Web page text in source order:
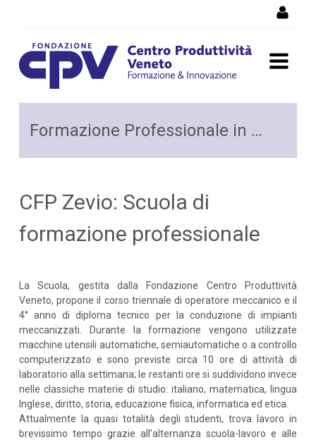
Formazione Professionale
in Meccanica - Zevio
Formazione Professionale in Meccanica (CFP di Zevio)
CFP Zevio: Scuola di
formazione professionale
La Scuola, gestita dalla Fondazione Centro Produttività
Veneto, propone il corso triennale di operatore meccanico e il
4° anno di diploma tecnico per la conduzione di impianti
meccanizzati. Durante la formazione vengono utilizzate
macchine utensili automatiche, semiautomatiche o a controllo
computerizzato e sono previste circa 10 ore di attività di
laboratorio alla settimana; le restanti ore si suddividono invece
nelle classiche materie di studio: italiano, matematica, lingua
Inglese, diritto, storia, educazione fisica, informatica ed etica.
Attualmente la quasi totalità degli studenti, trova lavoro in
brevissimo tempo grazie all’alternanza scuola-lavoro e alle